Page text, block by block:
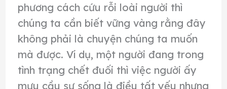
phương cách cứu rỗi loài người thì
chúng ta cần biết vững vàng rằng đây
không phải là chuyện chúng ta muốn
mà được. Ví dụ, một người đang trong
tình trạng chết đuối thì việc người ấy
mưu cầu sự sống là điều tất yếu nhưng